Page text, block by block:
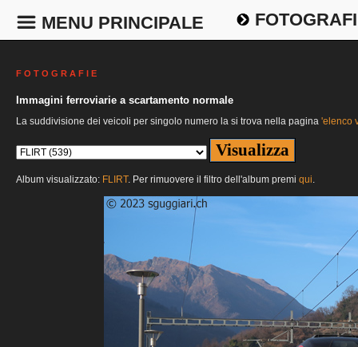
MENU PRINCIPALE
F O T O G R A F I E
Immagini ferroviarie a scartamento normale
La suddivisione dei veicoli per singolo numero la si trova nella pagina 'elenco
Album visualizzato: FLIRT. Per rimuovere il filtro dell'album premi qui.